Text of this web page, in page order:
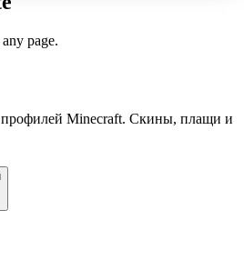
page.
Minecraft. Скины, плащи и